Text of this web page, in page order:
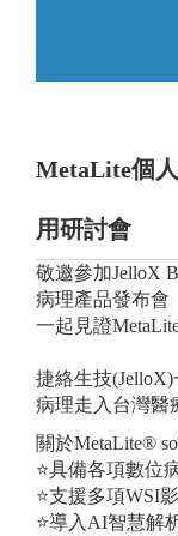
MetaLite個
用研討會
敬邀參加JelloX
病理產品發布會
一起見證
捷絡生技
病理走入台灣醫
關於MetaLite®
⭐️具備各項數位
⭐️支援多項WSI
⭐️導入AI智慧解